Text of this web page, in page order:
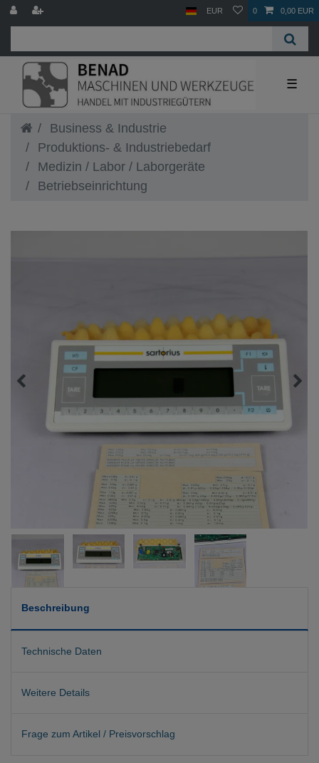
EUR 0 0,00 EUR
☰
Business & Industrie
Produktions- & Industriebedarf
Medizin / Labor / Laborgeräte
Betriebseinrichtung
Beschreibung
Technische Daten
Weitere Details
Frage zum Artikel / Preisvorschlag